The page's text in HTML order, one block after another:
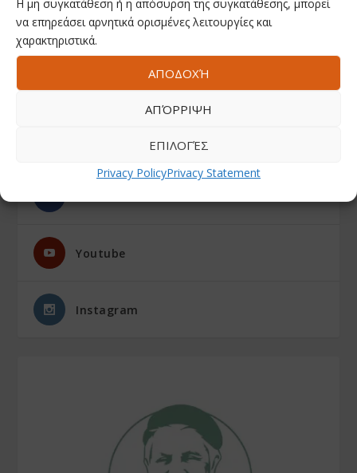
Η μη συγκατάθεση ή η απόσυρση της συγκατάθεσης, μπορεί
να επηρεάσει αρνητικά ορισμένες λειτουργίες και
χαρακτηριστικά.
ΑΠΟΔΟΧΉ
ΑΠΌΡΡΙΨΗ
ΕΠΙΛΟΓΈΣ
Privacy PolicyPrivacy Statement
ΑΚΟΛΟΥΘΗΣΤΕ ΜΑΣ
Youtube
Instagram